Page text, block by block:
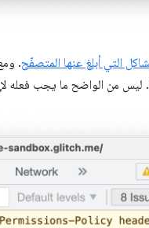
التي أبلغ عنها المتصفّح.
ليس من الواضح ما يجب فعله